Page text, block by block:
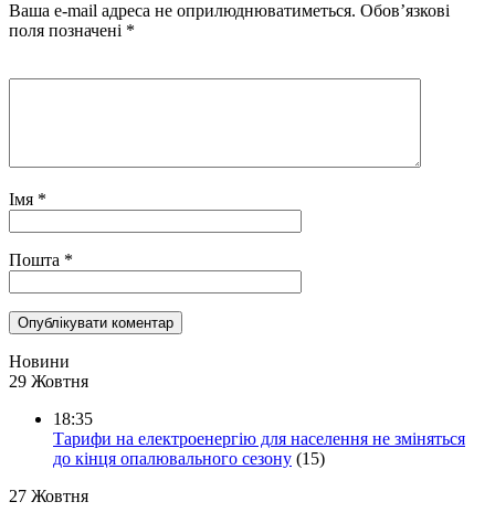
Ваша e-mail адреса не оприлюднюватиметься. Обов’язкові
поля позначені *
Імя *
Пошта *
Новини
29 Жовтня
18:35
Тарифи на електроенергію для населення не зміняться
до кінця опалювального сезону (15)
27 Жовтня